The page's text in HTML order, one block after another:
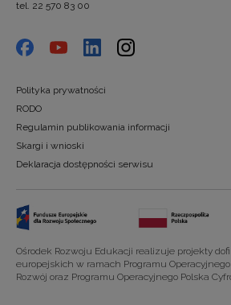
tel. 22 570 83 00
Polityka prywatności
RODO
Regulamin publikowania informacji
Skargi i wnioski
Deklaracja dostępności serwisu
Ośrodek Rozwoju Edukacji realizuje projekty
europejskich w ramach Programu
Rozwój oraz Programu Operacyjnego Polska